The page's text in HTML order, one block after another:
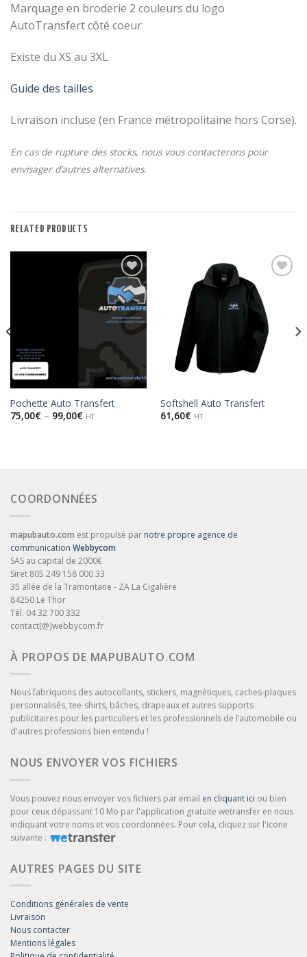
Marquage en broderie 2 couleurs du logo
AutoTransfert côté coeur
Existe du XS au 3XL
Guide des tailles
Livraison incluse (en France métropolitaine hors Corse).
En cas de rupture des stocks, nous vous contacterons pour
envisager d’autres alternatives.
RELATED PRODUCTS
Ajouter
à la
wishlist
Pochette Auto Transfert
75,00€– 99,00€ HT
wishlist
Softshell Auto Transfert
61,60€ HT
COORDONNÉES
mapubauto.com est propulsé par notre propre agence de
communication Webbycom
SAS au capital de 2000€
Siret 805 249 158 000 33
35 allée de la Tramontane - ZA La Cigalière
84250 Le Thor
Tél. 04 32 700 332
contact[@]webbycom.fr
À PROPOS DE MAPUBAUTO.COM
Nous fabriquons des autocollants, stickers, magnétiques, caches-plaques
personnalisés, tee-shirts, bâches, drapeaux et autres supports
publicitaires pour les particuliers et les professionnels de l’automobile ou
d'autres professions bien entendu !
NOUS ENVOYER VOS FICHIERS
Vous pouvez nous envoyer vos fichiers par email en cliquant ici ou bien
pour ceux dépassant 10 Mo par l'application gratuite wetransfer en nous
indiquant votre noms et vos coordonnées. Pour cela, cliquez sur l'icone
suivante :
AUTRES PAGES DU SITE
Conditions générales de vente
Livraison
Nous contacter
Mentions légales